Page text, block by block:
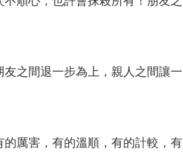
間退一步為上，親人之間讓一
厲害，有的溫順，有的計較，